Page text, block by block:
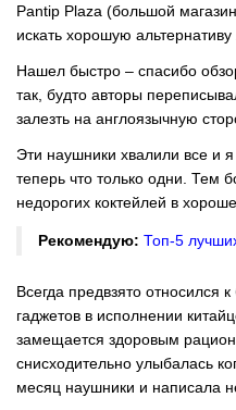
Pantip Plaza (большой
искать хорошую
Нашел быстро – спасибо
так, будто авторы
залезть на англоязычную
Эти наушники хвалили все и
теперь что только одни. Тем
недорогих коктейлей в
Рекомендую: Топ-5
Всегда предвзято относился
гаджетов в исполнении
замещается здоровым
снисходительно улыбалась
месяц наушники и написала